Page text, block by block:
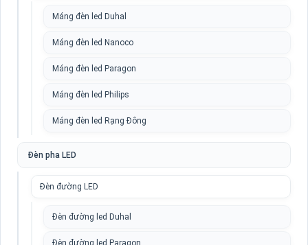
Máng đèn led Duhal
Máng đèn led Nanoco
Máng đèn led Paragon
Máng đèn led Philips
Máng đèn led Rạng Đông
Đèn pha LED
Đèn đường LED
Đèn đường led Duhal
Đèn đường led Paragon